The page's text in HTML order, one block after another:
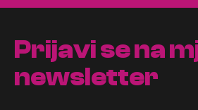
Prijavi se na
newsletter